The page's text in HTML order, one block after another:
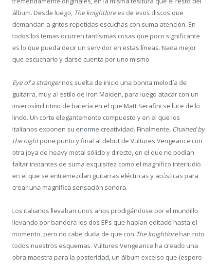
álbum. Desde luego, The knightlorees de esos discos que
demandan a gritos repetidas escuchas con suma atención. En
todos los temas ocurren tantísimas cosas que poco significante
es lo que pueda decir un servidor en estas líneas. Nada mejor
que escucharlo y darse cuenta por uno mismo.
Eye of a strangernos suelta de inicio una bonita melodía de
guitarra, muy al estilo de Iron Maiden, para luego atacar con un
inverosímil ritmo de batería en el que Matt Serafini se luce de lo
lindo. Un corte elegantemente compuesto y en el que los
italianos exponen su enorme creatividad. Finalmente, Chained by
the nightpone punto y final al debut de Vultures Vengeance con
otra joya de heavy metal sólido y directo, en el que no podían
faltar instantes de suma exquisitez como el magnífico interludio
en el que se entremezclan guitarras eléctricas y acústicas para
crear una magnífica sensación sonora.
Los italianos llevaban unos años prodigándose por el mundillo
llevando por bandera los dos EPs que habían editado hasta el
momento, pero no cabe duda de que con The knightlorehan roto
todos nuestros esquemas. Vultures Vengeance ha creado una
obra maestra para la posteridad, un álbum excelso que (espero